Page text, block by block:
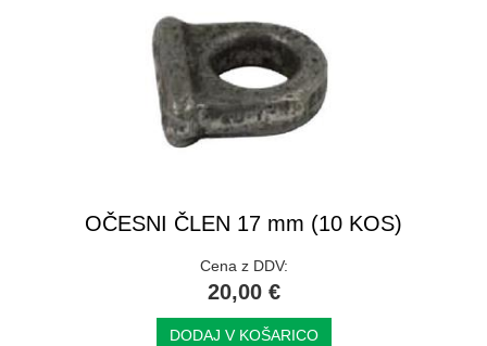
OČESNI ČLEN 17 mm (10 KOS)
Cena z DDV:
20,00 €
DODAJ V KOŠARICO